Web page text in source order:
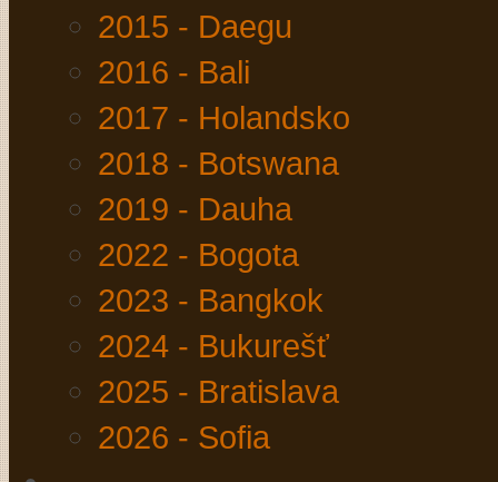
2015 - Daegu
2016 - Bali
2017 - Holandsko
2018 - Botswana
2019 - Dauha
2022 - Bogota
2023 - Bangkok
2024 - Bukurešť
2025 - Bratislava
2026 - Sofia